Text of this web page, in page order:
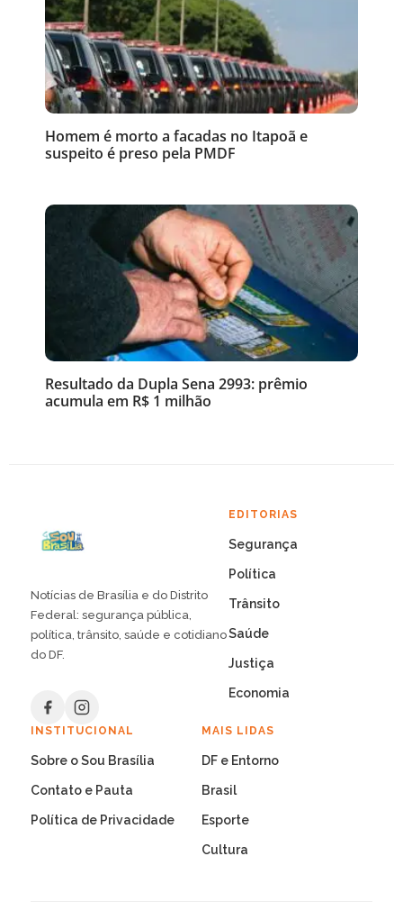
Homem é morto a facadas no Itapoã e
suspeito é preso pela PMDF
Resultado da Dupla Sena 2993: prêmio
acumula em R$ 1 milhão
Notícias de Brasília e do Distrito
Federal: segurança pública,
política, trânsito, saúde e cotidiano
do DF.
EDITORIAS
Segurança
Política
Trânsito
Saúde
Justiça
Economia
INSTITUCIONAL
Sobre o Sou Brasília
Contato e Pauta
Política de Privacidade
MAIS LIDAS
DF e Entorno
Brasil
Esporte
Cultura